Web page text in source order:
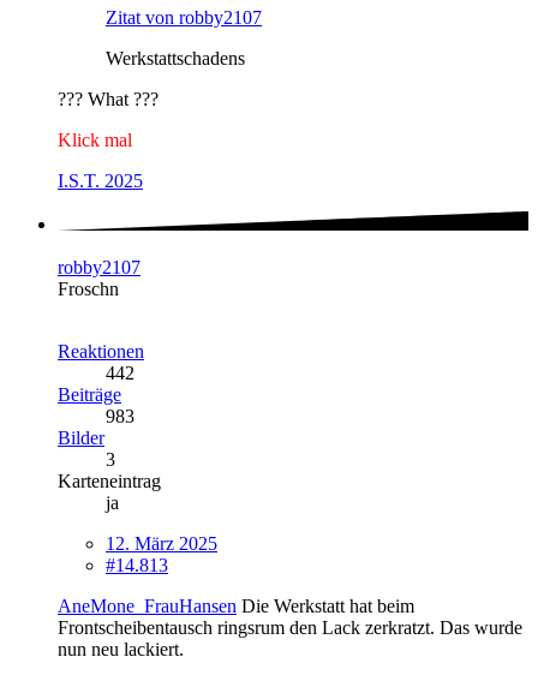
Zitat von robby2107
Werkstattschadens
??? What ???
Klick mal
I.S.T. 2025
robby2107
Froschn
Reaktionen
442
Beiträge
983
Bilder
3
Karteneintrag
ja
12. März 2025
#14.813
AneMone_FrauHansen Die Werkstatt hat beim
Frontscheibentausch ringsrum den Lack zerkratzt. Das wurde
nun neu lackiert.